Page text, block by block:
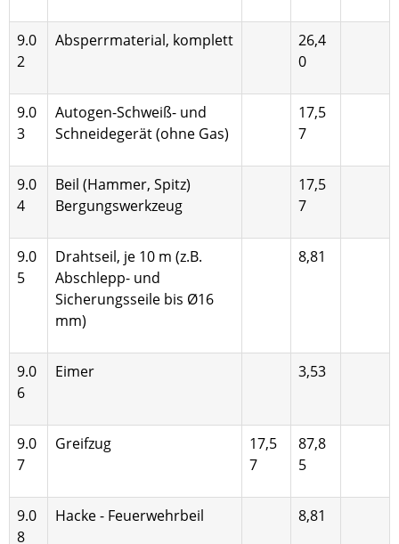
9.0
2
Absperrmaterial, komplett
26,4
0
9.0
3
Autogen-Schweiß- und
Schneidegerät (ohne Gas)
17,5
7
9.0
4
Beil (Hammer, Spitz)
Bergungs­werkzeug
17,5
7
9.0
5
Drahtseil, je 10 m (z.B.
Abschlepp- und
Sicherungsseile bis Ø16
mm)
8,81
9.0
6
Eimer 3,53
9.0
7
Greifzug
17,5
7
87,8
5
9.0
8
Hacke - Feuerwehrbeil 8,81